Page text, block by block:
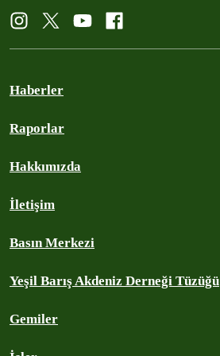
Haberler
Raporlar
Hakkımızda
İletişim
Basın Merkezi
Yeşil Barış Akdeniz Derneği Tüzüğü
Gemiler